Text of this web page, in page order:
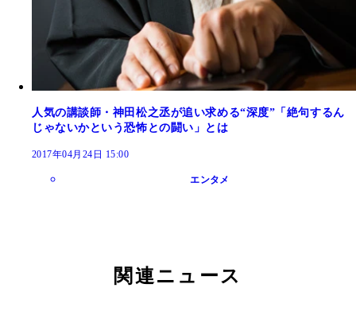
人気の講談師・神田松之丞が追い求める“深度”「絶句するん
じゃないかという恐怖との闘い」とは
2017年04月24日 15:00
エンタメ
関連ニュース